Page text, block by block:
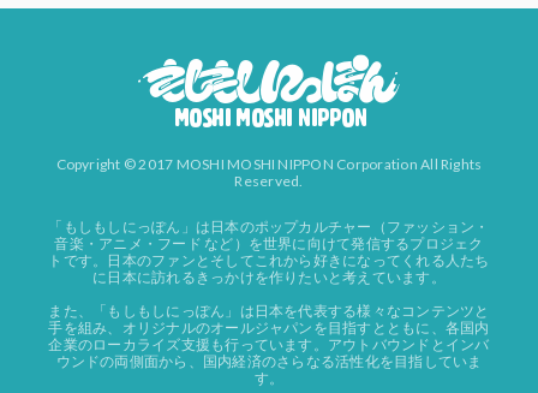
Copyright © 2017 MOSHI MOSHI NIPPON Corporation All Rights
Reserved.
「もしもしにっぽん」は日本のポップカルチャー（ファッション・
音楽・アニメ・フード など）を世界に向けて発信するプロジェク
トです。日本のファンとそしてこれから好きになってくれる人たち
に日本に訪れるきっかけを作りたいと考えています。
また、「もしもしにっぽん」は日本を代表する様々なコンテンツと
手を組み、オリジナルのオールジャパンを目指すとともに、各国内
企業のローカライズ支援も行っています。アウトバウンドとインバ
ウンドの両側面から、国内経済のさらなる活性化を目指していま
す。